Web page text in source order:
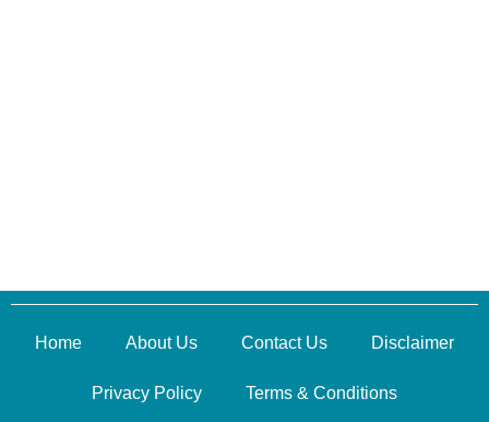
Home About Us Contact Us Disclaimer
Privacy Policy Terms & Conditions